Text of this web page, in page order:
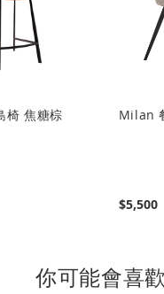
椅 焦糖棕 Milan
$5,500
你可能會喜歡